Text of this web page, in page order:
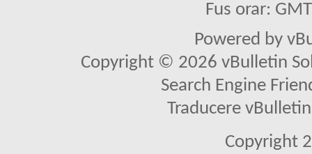
Fus orar:
Powered by
Copyright © 2026 vBulletin
Search Engine
Traducere
Copyright